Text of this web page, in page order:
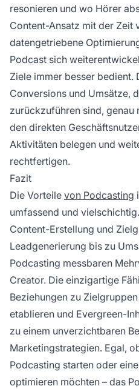
resonieren und wo Hörer
Content-Ansatz mit der Zeit
datengetriebene
Podcast sich
Ziele immer besser bedient.
Conversions und Umsätze,
zurückzuführen sind, genau
den direkten
Aktivitäten belegen und
rechtfertigen.
Fazit
Die Vorteile von Podcasting
umfassend und
Content-Erstellung und
Leadgenerierung bis zu
Podcasting messbaren
Creator. Die einzigartige
Beziehungen zu
etablieren und Evergreen-
zu einem unverzichtbaren
Marketingstrategien. Egal,
Podcasting starten oder
optimieren möchten – das